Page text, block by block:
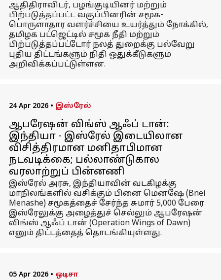
ஆதிதிராவிடர், பழங்குடியினர் மற்றும்
பிற்படுத்தப்பட்ட வகுப்பினரின் சமூக-
பொருளாதார வளர்ச்சியை உயர்த்தும் நோக்கில்,
தமிழக பட்ஜெட்டில் சமூக நீதி மற்றும்
பிற்படுத்தப்பட்டோர் நலத் துறைக்கு பல்வேறு
புதிய திட்டங்களும் நிதி ஒதுக்கீடுகளும்
அறிவிக்கப்பட்டுள்ளன.
24 Apr 2026 • இஸ்ரேல்
ஆபரேஷன் விங்ஸ் ஆஃப் டான்:
இந்தியா - இஸ்ரேல் இடையிலான
விசித்திரமான மனிதாபிமான
நடவடிக்கை; பல்லாண்டுகால
வரலாற்றுப் பின்னணி
இஸ்ரேல் அரசு, இந்தியாவின் வடகிழக்கு
மாநிலங்களில் வசிக்கும் பினை மெனஷே (Bnei
Menashe) சமூகத்தைச் சேர்ந்த சுமார் 5,000 பேரை
இஸ்ரேலுக்கு அழைத்துச் செல்லும் ஆபரேஷன்
விங்ஸ் ஆஃப் டான் (Operation Wings of Dawn)
எனும் திட்டத்தைத் தொடங்கியுள்ளது.
05 Apr 2026 • ஒடிசா